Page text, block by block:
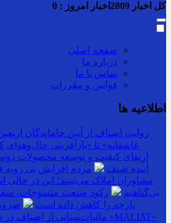
کل اخبار اخبار امروز : 0
صفحه اصلی
درباره ما
تماس با ما
قوانین و مقررات
اطلاعیه ها
روایت اصناف از آیین جاماندگان
عاشقانه» تا «بازآفرینی حال‌وهوای
ارتقای کیفیت و توسعه محصولات
آینده صنف
مردم افزایش بی رویه
مشاوران املاک می‌بینند؛ این در
بی‌گناهیم
رکود صنعت منسوجات،
پارچه را کاهش داده است
مالیات‌ستانی از اصناف در